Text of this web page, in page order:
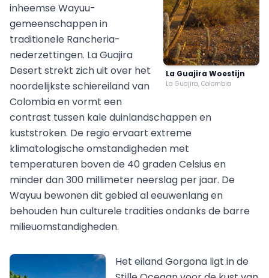
La Guajira Woestijn
La Guajira, Colombia
inheemse Wayuu-
gemeenschappen in
traditionele Rancheria-
nederzettingen. La Guajira
Desert strekt zich uit over het
noordelijkste schiereiland van
Colombia en vormt een
contrast tussen kale duinlandschappen en
kuststroken. De regio ervaart extreme
klimatologische omstandigheden met
temperaturen boven de 40 graden Celsius en
minder dan 300 millimeter neerslag per jaar. De
Wayuu bewonen dit gebied al eeuwenlang en
behouden hun culturele tradities ondanks de barre
milieuomstandigheden.
Het eiland Gorgona ligt in de